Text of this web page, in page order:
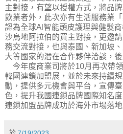
主對接，有望以授權方式，將品
飲業者外，此次亦有生活服務業
認為全球AI智能頭皮護理與健髮
沙烏地阿拉伯的買主對接，更邀
務交流對接，也與泰國、新加坡
大等國家的潛在合作夥伴洽談，
今年度商業司將於10月再次帶
韓國連鎖加盟展，並於未來持續
動，提供多元機會與平台，宣傳
色，提升我國連鎖品牌國際知名
連鎖加盟品牌成功於海外市場落地